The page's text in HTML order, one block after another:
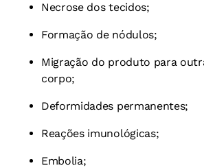
Necrose dos tecidos;
Formação de nódulos;
Migração do produto para
corpo;
Deformidades permanentes;
Reações imunológicas;
Embolia;